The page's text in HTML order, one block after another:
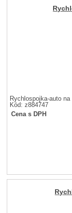
Rychlospojka-auto
Kód: z884747
Cena s DPH